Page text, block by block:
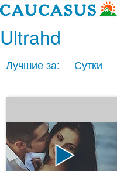
Ultrahd
Лучшие за: Сутки